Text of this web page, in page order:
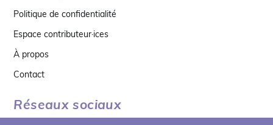
Politique de confidentialité
Espace contributeur·ices
À propos
Contact
Réseaux sociaux